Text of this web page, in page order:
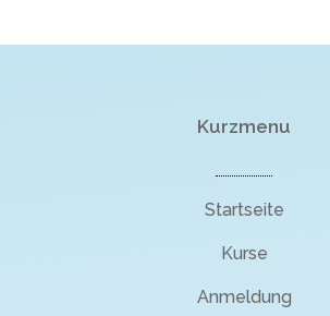
Kurzmenu
Startseite
Kurse
Anmeldung